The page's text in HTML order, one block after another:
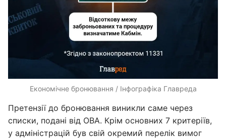
Економічне бронювання / Інфографіка Главреда
Претензії до бронювання виникли саме через
списки, подані від ОВА. Крім основних 7 критеріїв,
у адміністрацій був свій окремий перелік вимог